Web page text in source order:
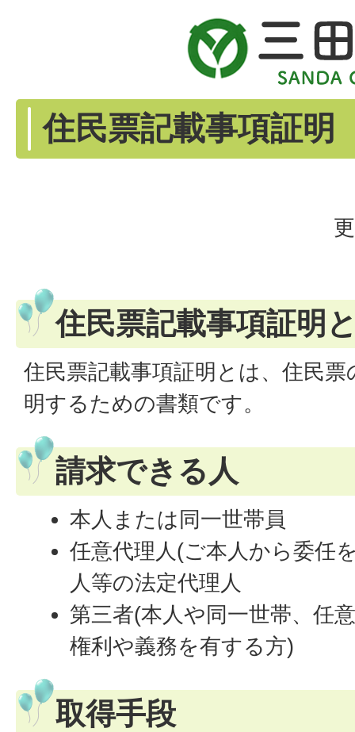
住民票記載事項証明
住民票記載事項証明
住民票記載事項証明とは、住民
明するための書類です。
請求できる人
本人または同一世帯員
任意代理人(ご本人から委任
人等の法定代理人
第三者(本人や同一世帯、任
権利や義務を有する方)
取得手段